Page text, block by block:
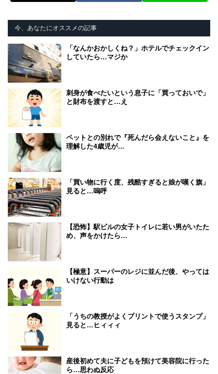
今、あなたにオススメの記事
「なんかおかしくね？」ホテルでチェックイン
していたら…マジか
刺身が食べたいという息子に「買っておいで」
と財布を渡すと…え
ペットとの別れで『死んだら会えないこと』を
理解した4歳児が…
「買い物に行く度、残酷すぎると娘が嘆く旗」
見ると…嗚呼
【恐怖】駅ビルの女子トイレに若い男がいたた
め、声をかけたら…
【極意】スーパーのレジに並んだ後、やっては
いけない行動は
「うちの教授がよくプリントで使うスタンプ」
見ると…ヒィィィ
産後初めて夫に子どもを預けて美容院に行った
ら…思わぬ反応